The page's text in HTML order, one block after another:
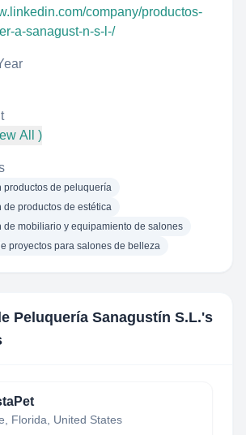
company/productos-
a-sanagust-n-s-l-/
All )
productos de peluquería
de productos de estética
de mobiliario y equipamiento de salones
proyectos para salones de belleza
Peluquería Sanagustín S.L.'s
Florida, United States